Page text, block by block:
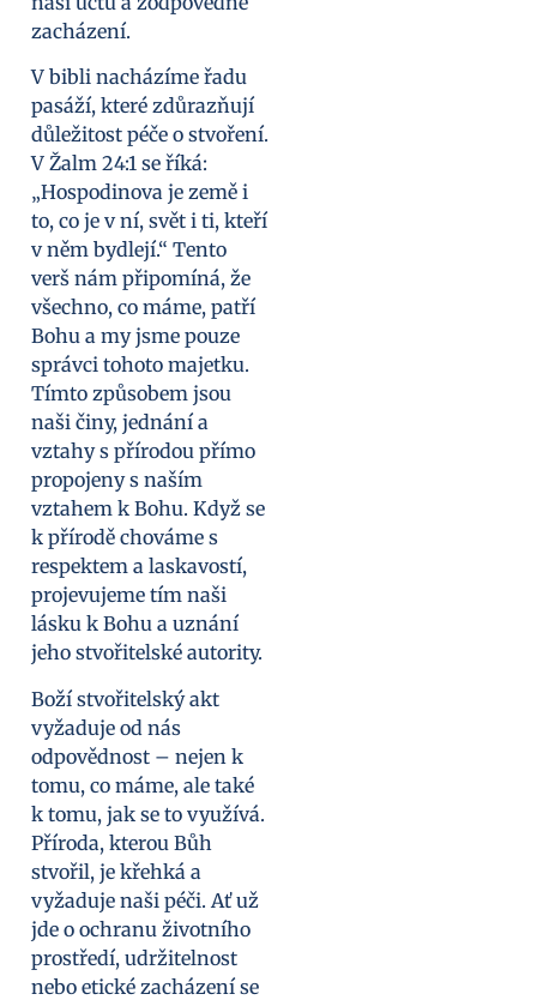
zacházení.
V bibli nacházíme řadu
pasáží, které zdůrazňují
důležitost péče o stvoření.
V Žalm 24:1 se říká:
„Hospodinova je země i
to, co je v ní, svět i ti, kteří
v něm bydlejí.“ Tento
verš nám připomíná, že
všechno, co máme, patří
Bohu a my jsme pouze
správci tohoto majetku.
Tímto způsobem jsou
naši činy, jednání a
vztahy s přírodou přímo
propojeny s naším
vztahem k Bohu. Když se
k přírodě chováme s
respektem a laskavostí,
projevujeme tím naši
lásku k Bohu a uznání
jeho stvořitelské autority.
Boží stvořitelský akt
vyžaduje od nás
odpovědnost – nejen k
tomu, co máme, ale také
k tomu, jak se to využívá.
Příroda, kterou Bůh
stvořil, je křehká a
vyžaduje naši péči. Ať už
jde o ochranu životního
prostředí, udržitelnost
nebo etické zacházení se